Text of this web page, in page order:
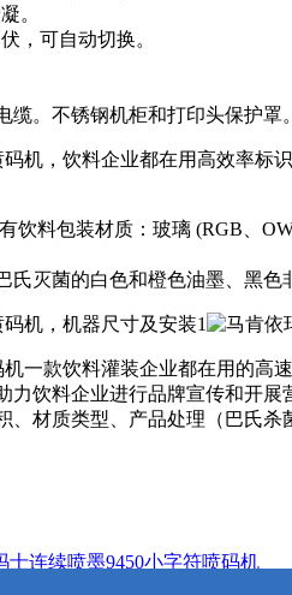
。
，可自动切换。
缆。不锈钢机柜和打印头保护罩
饮料包装材质：玻璃 (RGB、
氏灭菌的白色和橙色油墨、黑
机一款饮料灌装企业都在用的
力饮料企业进行品牌宣传和开
、材质类型、产品处理（巴氏
士连续喷墨9450小字符喷码机